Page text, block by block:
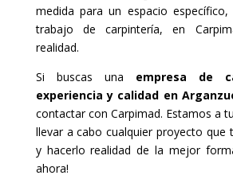
medida para un espacio
trabajo de carpintería, en
realidad.
Si buscas una empresa de
experiencia y calidad en
contactar con Carpimad. Estamos a
llevar a cabo cualquier proyecto que
y hacerlo realidad de la mejor
ahora!